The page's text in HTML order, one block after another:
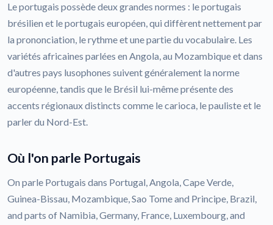
Le portugais possède deux grandes normes : le portugais
brésilien et le portugais européen, qui diffèrent nettement par
la prononciation, le rythme et une partie du vocabulaire. Les
variétés africaines parlées en Angola, au Mozambique et dans
d'autres pays lusophones suivent généralement la norme
européenne, tandis que le Brésil lui-même présente des
accents régionaux distincts comme le carioca, le pauliste et le
parler du Nord-Est.
Où l'on parle Portugais
On parle Portugais dans Portugal, Angola, Cape Verde,
Guinea-Bissau, Mozambique, Sao Tome and Principe, Brazil,
and parts of Namibia, Germany, France, Luxembourg, and